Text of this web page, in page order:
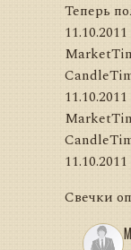
Теперь
Свечки